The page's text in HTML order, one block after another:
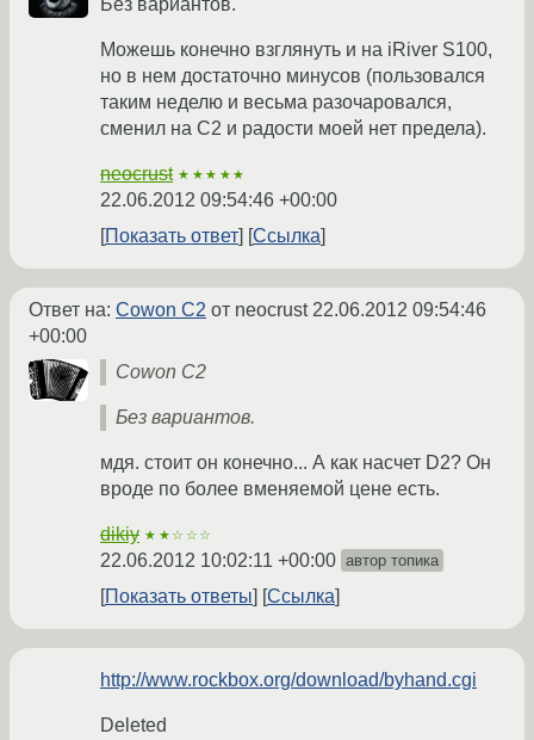
Без вариантов.
Можешь конечно взглянуть и на iRiver S100,
но в нем достаточно минусов (пользовался
таким неделю и весьма разочаровался,
сменил на C2 и радости моей нет предела).
neocrust ★★★★★
22.06.2012 09:54:46 +00:00
Показать ответ
Ссылка
Ответ на: Cowon C2 от neocrust 22.06.2012 09:54:46
+00:00
Cowon C2
Без вариантов.
мдя. стоит он конечно... А как насчет D2? Он
вроде по более вменяемой цене есть.
dikiy ★★☆☆☆
22.06.2012 10:02:11 +00:00 автор топика
Показать ответы Ссылка
http://www.rockbox.org/download/byhand.cgi
Deleted